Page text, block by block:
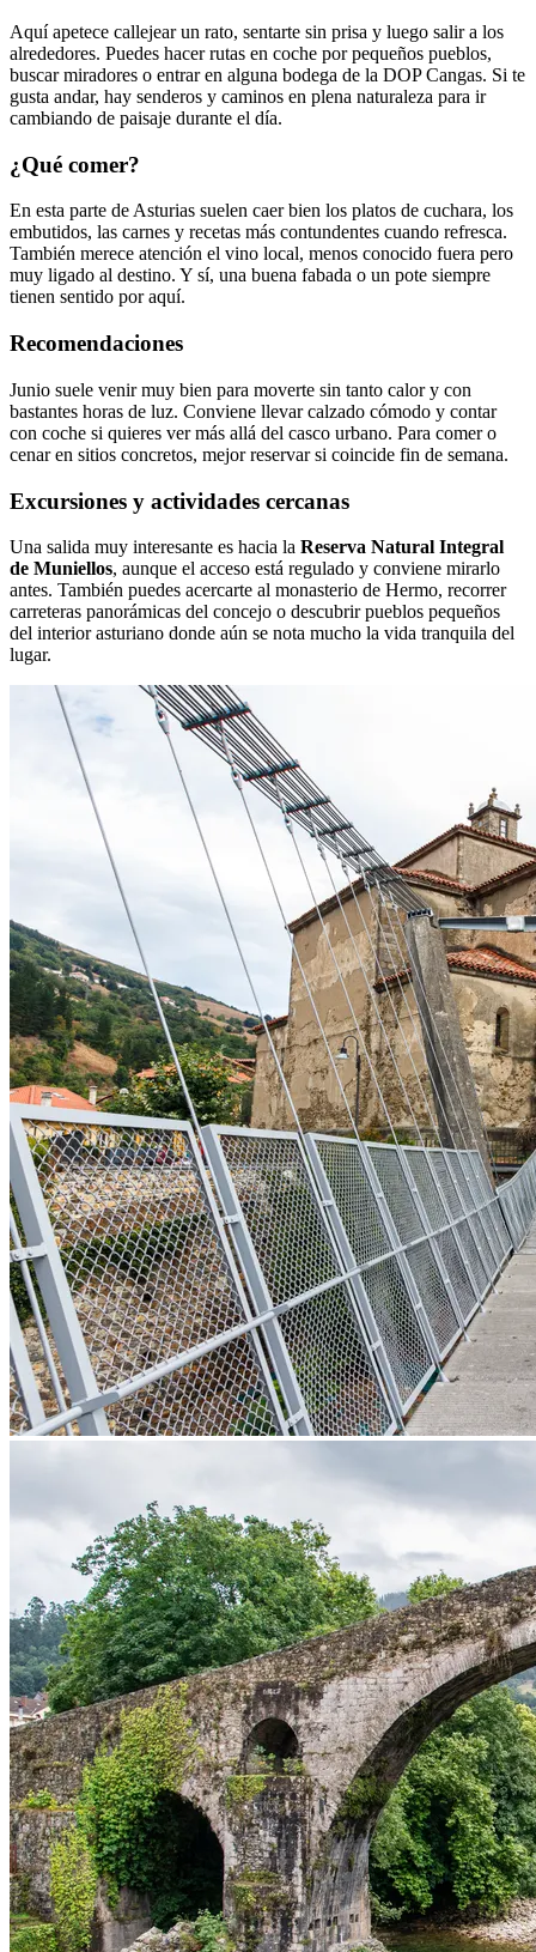
Aquí apetece callejear un rato, sentarte sin prisa y luego salir a los
alrededores. Puedes hacer rutas en coche por pequeños pueblos,
buscar miradores o entrar en alguna bodega de la DOP Cangas. Si te
gusta andar, hay senderos y caminos en plena naturaleza para ir
cambiando de paisaje durante el día.
¿Qué comer?
En esta parte de Asturias suelen caer bien los platos de cuchara, los
embutidos, las carnes y recetas más contundentes cuando refresca.
También merece atención el vino local, menos conocido fuera pero
muy ligado al destino. Y sí, una buena fabada o un pote siempre
tienen sentido por aquí.
Recomendaciones
Junio suele venir muy bien para moverte sin tanto calor y con
bastantes horas de luz. Conviene llevar calzado cómodo y contar
con coche si quieres ver más allá del casco urbano. Para comer o
cenar en sitios concretos, mejor reservar si coincide fin de semana.
Excursiones y actividades cercanas
Una salida muy interesante es hacia la Reserva Natural Integral
de Muniellos, aunque el acceso está regulado y conviene mirarlo
antes. También puedes acercarte al monasterio de Hermo, recorrer
carreteras panorámicas del concejo o descubrir pueblos pequeños
del interior asturiano donde aún se nota mucho la vida tranquila del
lugar.